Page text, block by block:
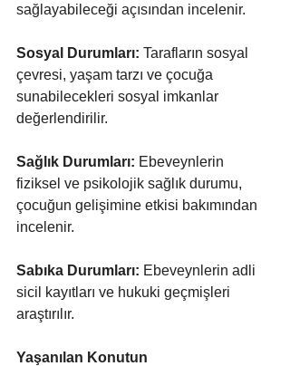
sağlayabileceği açısından incelenir.
Sosyal Durumları: Tarafların sosyal
çevresi, yaşam tarzı ve çocuğa
sunabilecekleri sosyal imkanlar
değerlendirilir.
Sağlık Durumları: Ebeveynlerin
fiziksel ve psikolojik sağlık durumu,
çocuğun gelişimine etkisi bakımından
incelenir.
Sabıka Durumları: Ebeveynlerin adli
sicil kayıtları ve hukuki geçmişleri
araştırılır.
Yaşanılan Konutun